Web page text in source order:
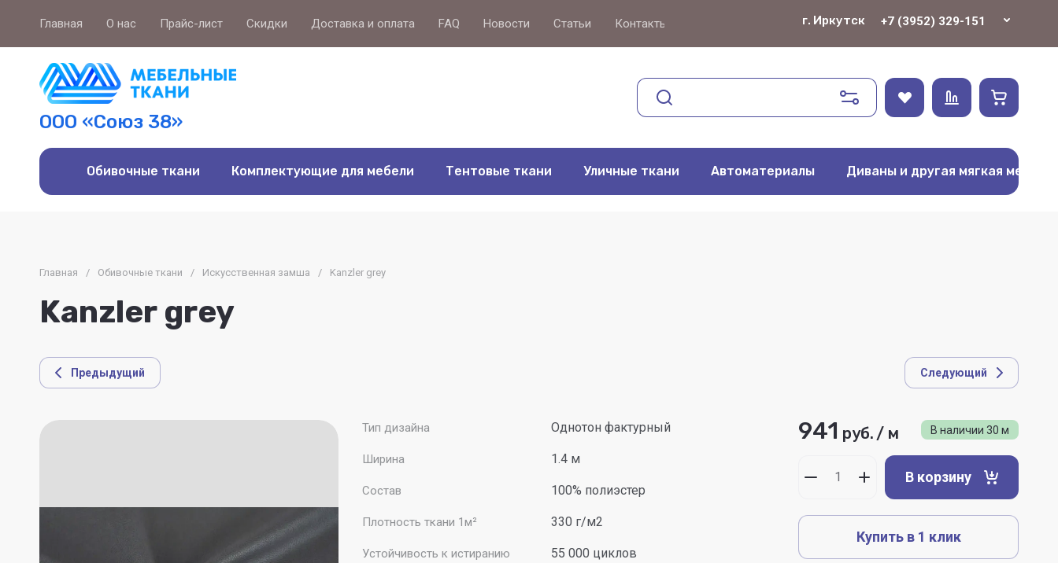
Главная О нас Прайс-лист Скидки Доставка и оплата FAQ Новости Статьи Контакты г. Иркутск +7 (3952) 329-151
ООО «Союз 38»
Обивочные ткани Комплектующие для мебели Тентовые ткани Уличные ткани Автоматериалы Диваны и другая мягкая мебель
Главная / Обивочные ткани / Искусственная замша / Kanzler grey
Kanzler grey
Предыдущий Следующий
Тип дизайна Однотон фактурный
Ширина 1.4 м
Состав 100% полиэстер
Плотность ткани 1м² 330 г/м2
Устойчивость к истиранию 55 000 циклов
В наличии 30 м
941 руб. / м
В корзину
Купить в 1 клик